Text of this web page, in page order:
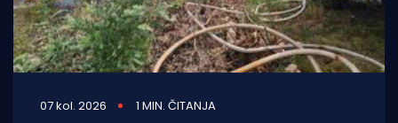
07 kol. 2026 1 MIN. ČITANJA